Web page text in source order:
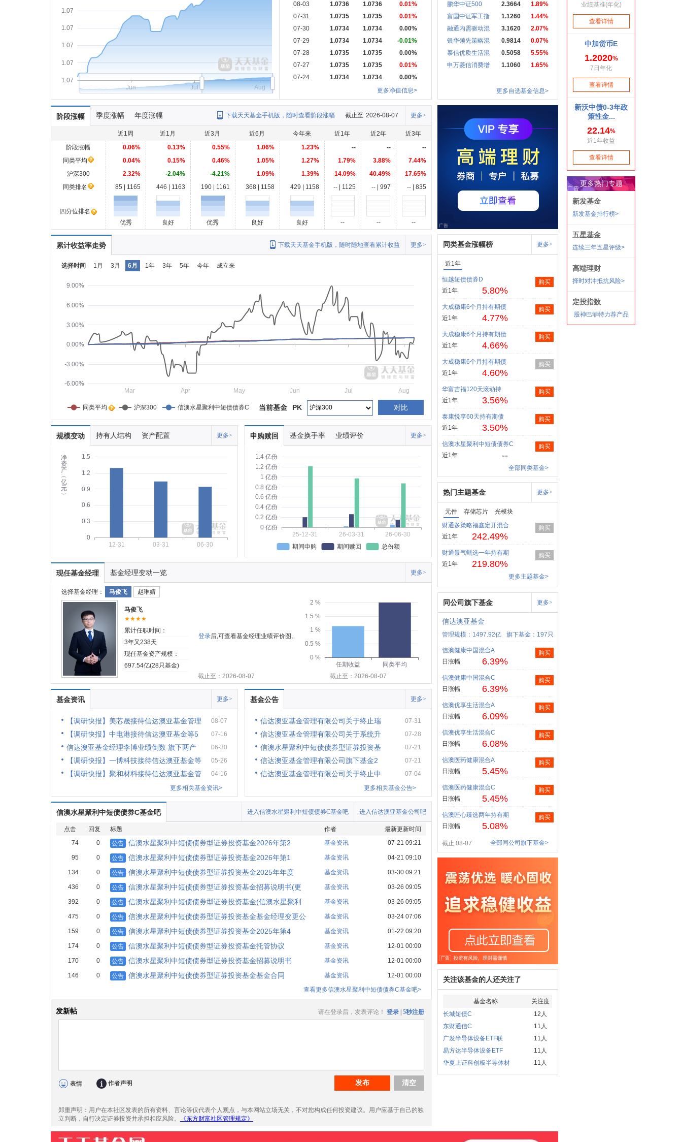
1.07
1.07
1.07
1.07
1.07
Jun Jul Aug
08-03
1.0736 1.0736
0.01%
07-31
1.0735 1.0735
0.01%
07-30
1.0734 1.0734
0.00%
07-29
1.0734 1.0734
-0.01%
07-28
1.0735 1.0735
0.00%
07-27
1.0735 1.0735
0.01%
07-24
1.0734 1.0734
0.00%
更多净值信息>
鹏华中证500
2.3664
1.89%
富国中证军工指
1.1260
1.44%
融通内需驱动混
3.1620
2.07%
银华领先策略混
0.9814
0.07%
泰信优质生活混
0.5058
5.55%
申万菱信消费增
1.1060 1.65%
更多自选基金信息>
阶段涨幅 季度涨幅 年度涨幅 更多>
截止至 2026-08-07
下载天天基金手机版，随时查看阶段涨幅
近1周 近1月 近3月 近6月 今年来 近1年 近2年
近3年
阶段涨幅
0.06% 0.13% 0.55% 1.06% 1.23% -- --
--
同类平均
0.04% 0.15% 0.46% 1.05% 1.27% 1.79% 3.88%
7.44%
沪深300
2.32% -2.04% -4.21% 1.09% 1.39% 14.09% 40.49%
17.65%
同类排名
85 | 1165 446 | 1163 190 | 1161 368 | 1158 429 | 1158 -- | 1125 -- | 997 -- | 835
四分位排名
优秀
良好 优秀 良好 良好 -- -- --
累计收益率走势 更多>
下载天天基金手机版，随时随地查看累计收益
选择时间 1月 3月 6月 1年 3年 5年 今年 成立来
-6.00%
-3.00%
0.00%
3.00%
6.00%
9.00%
Mar Apr May Jun Jul Aug
同类平均 沪深300 信澳水星聚利中短债债券C 对比
PK
当前基金
规模变动 持有人结构 资产配置 更多>
净
资
产
︵
亿
元
︶
0
0.3
0.6
0.9
1.2
1.5
12-31 03-31 06-30
申购赎回 基金换手率 业绩评价 更多>
0 亿份
0.2 亿份
0.4 亿份
0.6 亿份
0.8 亿份
1 亿份
1.2 亿份
1.4 亿份
25-12-31 26-03-31
26-06-30
期间申购
期间赎回 总份额
现任基金经理 基金经理变动一览 更多>
选择基金经理： 马俊飞 赵琳婧
马俊飞
★★★★
累计任职时间：
3年又238天
现任基金资产规模：
697.54亿(28只基金)
登录后,可查看基金经理业绩评价图。
0 %
0.5 %
1 %
1.5 %
2 %
任期收益
同类平均
截止至：2026-08-07
截止至：2026-08-07
基金资讯 更多>
【调研快报】美芯晟接待信达澳亚基金管理 08-07
【调研快报】中电港接待信达澳亚基金等5 07-16
信达澳亚基金经理李博业绩倒数 旗下两产 06-30
【调研快报】一博科技接待信达澳亚基金等 05-26
【调研快报】聚和材料接待信达澳亚基金管
04-16
更多相关基金资讯>
基金公告 更多>
信达澳亚基金管理有限公司关于终止瑞 07-31
信达澳亚基金管理有限公司关于系统升 07-28
信澳水星聚利中短债债券型证券投资基 07-21
信达澳亚基金管理有限公司旗下基金2 07-21
信达澳亚基金管理有限公司关于终止中
07-04
更多相关基金公告>
信澳水星聚利中短债债券C基金吧 进入信达澳亚基金公司吧
进入信澳水星聚利中短债债券C基金吧
点击 回复 标题 作者
最新更新时间
74
0 公告 信澳水星聚利中短债债券型证券投资基金2026年第2 基金资讯 07-21 09:21
95 0 公告 信澳水星聚利中短债债券型证券投资基金2026年第1 基金资讯 04-21 09:10
134 0 公告 信澳水星聚利中短债债券型证券投资基金2025年年度 基金资讯 03-30 09:21
436 0 公告 信澳水星聚利中短债债券型证券投资基金招募说明书(更 基金资讯 03-26 09:05
392 0 公告 信澳水星聚利中短债债券型证券投资基金(信澳水星聚利 基金资讯 03-26 09:05
475 0 公告 信澳水星聚利中短债债券型证券投资基金基金经理变更公 基金资讯 03-24 07:06
159 0 公告 信澳水星聚利中短债债券型证券投资基金2025年第4 基金资讯 01-22 09:20
174 0 公告 信澳水星聚利中短债债券型证券投资基金托管协议 基金资讯 12-01 00:00
170 0 公告 信澳水星聚利中短债债券型证券投资基金招募说明书 基金资讯 12-01 00:00
146 0 公告 信澳水星聚利中短债债券型证券投资基金基金合同 基金资讯
12-01 00:00
查看更多信澳水星聚利中短债债券C基金吧>
同类基金涨幅榜 更多>
近1年
恒越短债债券D
近1年
5.80%
购买
大成稳康6个月持有期债
近1年
4.77%
购买
大成稳康6个月持有期债
近1年
4.66%
购买
大成稳康6个月持有期债
近1年
4.60%
购买
华富吉福120天滚动持
近1年
3.56%
购买
泰康悦享60天持有期债
近1年
3.50%
购买
信澳水星聚利中短债债券C
近1年
--
购买
全部同类基金>
热门主题基金 更多>
元件 存储芯片
光模块
财通多策略福鑫定开混合
近1年
242.49%
购买
财通景气甄选一年持有期
近1年
219.80%
购买
更多主题基金>
同公司旗下基金 更多>
信达澳亚基金
管理规模：1497.92亿 旗下基金：197只
信澳健康中国混合A
日涨幅
6.39%
购买
信澳健康中国混合C
日涨幅
6.39%
购买
信澳优享生活混合A
日涨幅
6.09%
购买
信澳优享生活混合C
日涨幅
6.08%
购买
信澳医药健康混合A
日涨幅
5.45%
购买
信澳医药健康混合C
日涨幅
5.45%
购买
信澳匠心臻选两年持有期
日涨幅
5.08%
购买
截止:08-07 全部同公司旗下基金>
关注该基金的人还关注了
基金名称
关注度
长城短债C
12人
东财通信C
11人
广发半导体设备ETF联
11人
易方达半导体设备ETF
11人
华夏上证科创板半导体材
11人